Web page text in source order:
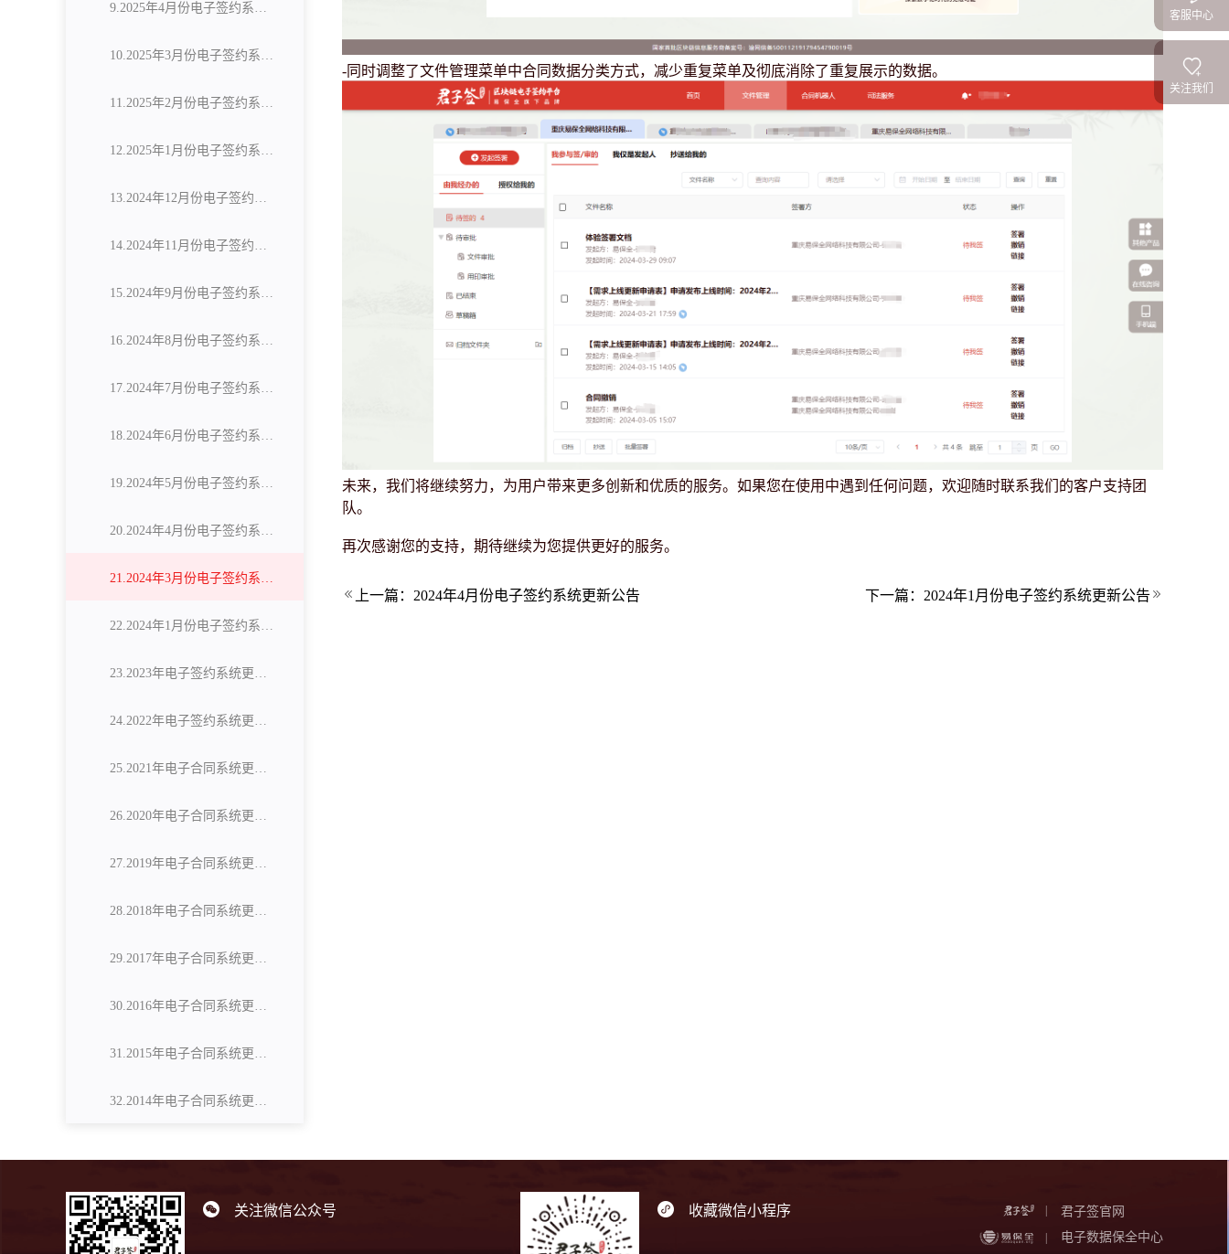
9.2025年4月份电子签约系统更新公告
10.2025年3月份电子签约系统更新公告
11.2025年2月份电子签约系统更新公告
12.2025年1月份电子签约系统更新公告
13.2024年12月份电子签约系统更新公告
14.2024年11月份电子签约系统更新公告
15.2024年9月份电子签约系统更新公告
16.2024年8月份电子签约系统更新公告
17.2024年7月份电子签约系统更新公告
18.2024年6月份电子签约系统更新公告
19.2024年5月份电子签约系统更新公告
20.2024年4月份电子签约系统更新公告
21.2024年3月份电子签约系统更新公告
22.2024年1月份电子签约系统更新公告
23.2023年电子签约系统更新公告
24.2022年电子签约系统更新公告
25.2021年电子合同系统更新公告
26.2020年电子合同系统更新公告
27.2019年电子合同系统更新公告
28.2018年电子合同系统更新公告
29.2017年电子合同系统更新公告
30.2016年电子合同系统更新公告
31.2015年电子合同系统更新公告
32.2014年电子合同系统更新公告
-同时调整了文件管理菜单中合同数据分类方式，减少重复菜单及彻底消除了重复展示的数据。
未来，我们将继续努力，为用户带来更多创新和优质的服务。如果您在使用中遇到任何问题，欢迎随时联系我们的客户支持团
队。
再次感谢您的支持，期待继续为您提供更好的服务。
上一篇： 2024年4月份电子签约系统更新公告 下一篇： 2024年1月份电子签约系统更新公告
客服中心
关注我们
关注微信公众号 收藏微信小程序 |
|
君子签官网
电子数据保全中心